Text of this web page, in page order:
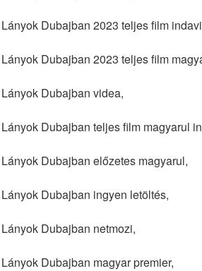
Lányok Dubajban 2023 teljes film
Lányok Dubajban 2023 teljes film
Lányok Dubajban videa,
Lányok Dubajban teljes film magyarul
Lányok Dubajban előzetes magyarul,
Lányok Dubajban ingyen letöltés,
Lányok Dubajban netmozi,
Lányok Dubajban magyar premier,